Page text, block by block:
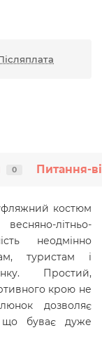
0 Питання-
костюм
літньо-
неодмінно
туристам і
Простий,
крою не
дозволяє
що буває дуже